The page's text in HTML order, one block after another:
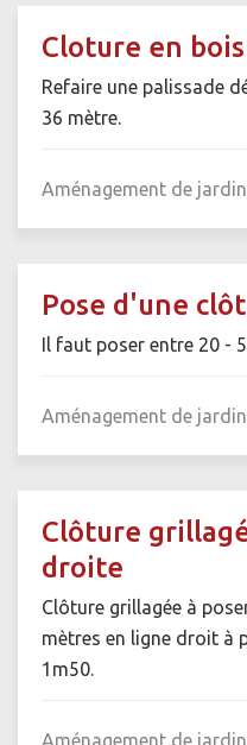
Cloture en
Refaire une palissade
36 mètre.
Aménagement de jardin
Pose d'une
Il faut poser entre 20 -
Aménagement de jardin
Clôture
droite
Clôture grillagée à
mètres en ligne droit à
1m50.
Aménagement de jardin